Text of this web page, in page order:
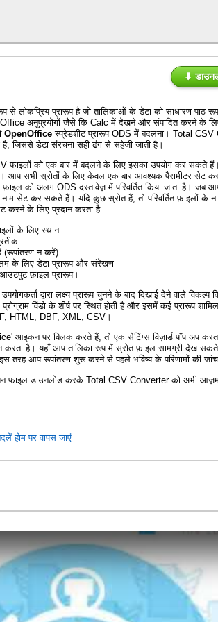
⬇
से लोकप्रिय प्रारूप है जो तालिकाओं के डेटा को साधारण पाठ
अनुप्रयोगों जैसे कि Calc में देखने और संपादित करने के
OpenOffice स्प्रेडशीट प्रारूप ODS में बदलना। Total
है, जिससे डेटा संरचना सही ढंग से सहेजी जाती है।
फाइलों को एक बार में बदलने के लिए इसका उपयोग कर सकते हैं।
आप सभी स्रोतों के लिए केवल एक बार आवश्यक पैरामीटर सेट
को अलग ODS दस्तावेज़ में परिवर्तित किया जाता है। जब
सेट कर सकते हैं। यदि कुछ स्रोत हैं, तो परिवर्तित फ़ाइलों के
करने के लिए प्रदान करता है:
के लिए स्थान
(रूपांतरण न करें)
के लिए डेटा प्रारूप और संरेखण
फ़ाइल प्रारूप।
द्वारा लक्ष्य प्रारूप चुनने के बाद दिखाई देने वाले
प्रोग्राम विंडो के शीर्ष पर स्थित होती है और इसमें कई प्रारूप
HTML, DBF, XML, CSV।
आइकन पर क्लिक करते हैं, तो एक सेटिंग्स विज़ार्ड पॉप अप करता
है। यहाँ आप तालिका रूप में स्रोत फ़ाइल सामग्री देख
तरह आप रूपांतरण शुरू करने से पहले भविष्य के परिणामों की
फ़ाइल डाउनलोड करके Total CSV Converter को अभी
होम पर वापस जाएं